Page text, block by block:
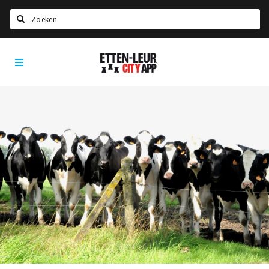
Home
Party pics
Nieuws, interviews & blogs
Eten
Drinken
Slapen
Recreatief
Winkels
Etten-
Leur